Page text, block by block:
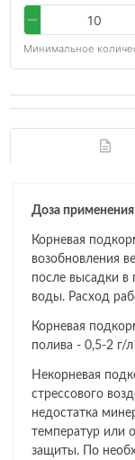
Минимальное
Доза применения
Корневая
возобновления
после высадки в
воды. Расход
Корневая
полива - 0,5-2 г/л
Некорневая
стрессового
недостатка
температур или
защиты. По